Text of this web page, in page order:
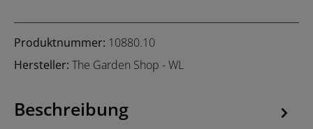
Produktnummer: 10880.10
Hersteller: The Garden Shop - WL
Beschreibung